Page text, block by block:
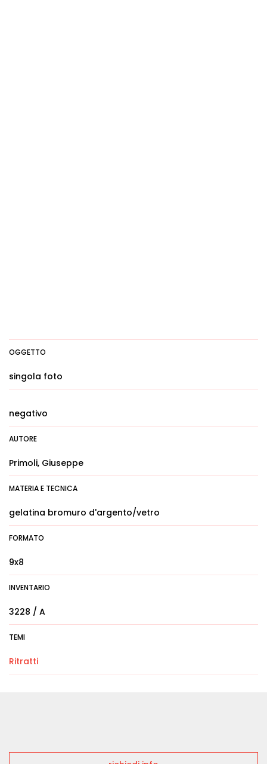
OGGETTO
singola foto
negativo
AUTORE
Primoli, Giuseppe
MATERIA E TECNICA
gelatina bromuro d'argento/vetro
FORMATO
9x8
INVENTARIO
3228 / A
TEMI
Ritratti